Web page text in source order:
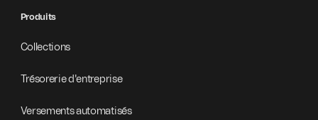
Produits
Collections
Trésorerie d'entreprise
Versements automatisés